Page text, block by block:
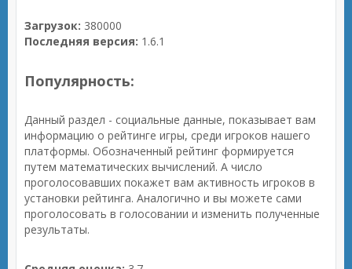
Загрузок: 380000
Последняя версия: 1.6.1
Популярность:
Данный раздел - социальные данные, показывает вам
информацию о рейтинге игры, среди игроков нашего
платформы. Обозначенный рейтинг формируется
путем математических вычислений. А число
проголосовавших покажет вам активность игроков в
установки рейтинга. Аналогично и вы можете сами
проголосовать в голосовании и изменить полученные
результаты.